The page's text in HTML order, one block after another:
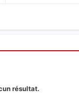
résultat.